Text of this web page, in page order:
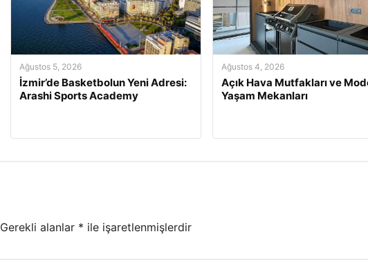
Ağustos 5, 2026
İzmir’de Basketbolun Yeni Adresi:
Arashi Sports Academy
Ağustos 4, 2026
Açık Hava Mutfakları ve
Yaşam Mekanları
Gerekli alanlar * ile işaretlenmişlerdir